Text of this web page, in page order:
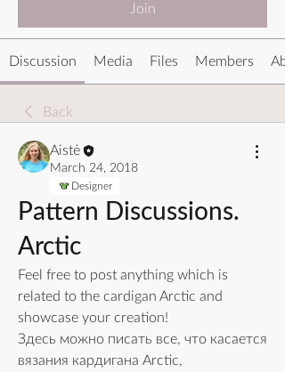
Join
Discussion Media Files Members
Back
Aistė
March 24, 2018
Designer
Pattern Discussions.
Arctic
Feel free to post anything which is
related to the cardigan Arctic and
showcase your creation!
Здесь можно писать все, что касается
вязания кардигана Arctic,